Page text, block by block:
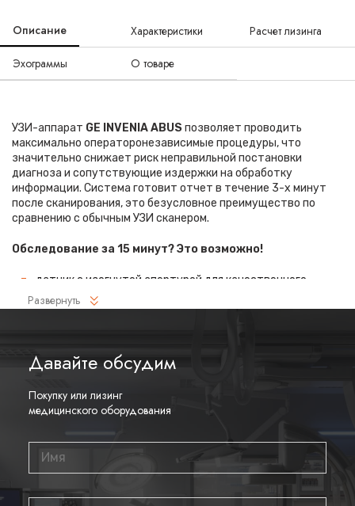
Описание Характеристики Расчет лизинга
Эхограммы О товаре
УЗИ-аппарат GE INVENIAABUSпозволяет проводить
максимально операторонезависимые процедуры, что
значительно снижает риск неправильной постановки
диагноза и сопутствующие издержки на обработку
информации. Система готовит отчет в течение 3-х минут
после сканирования, это безусловное преимущество по
сравнению с обычным УЗИ сканером.
Обследование за 15 минут? Это возможно!
датчик с изогнутой апертурой для качественного
исследования
обработка результатов за три минуты.
Данное устройство классифицируется, как стационарное,
используемое в многопрофильных клиниках, женских
консультациях, медицинских центрах. Вес без учета
дополнительного оборудования составляет 105 кг. Удобная
колесная база позволяет оперативно маневрировать в
ограниченных пространствах, в том числе передвигать
устройство в коридорах клиники. Большой 17-ти дюймовый
монитор с широкими углами обзора выводит максимально
Развернуть
Давайте обсудим
Покупку или лизинг
медицинского оборудования